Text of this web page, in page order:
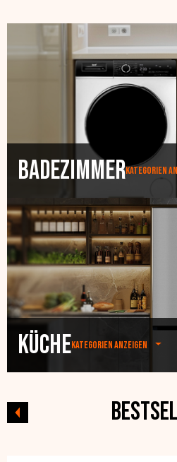
BadezimmerKategorien
KücheKategorien anzeigen